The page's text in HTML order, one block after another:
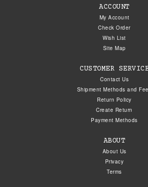
ACCOUNT
My Account
Check Order
Wish List
Site Map
CUSTOMER
Contact Us
Shipment Methods and
Return Policy
Create Return
Payment Methods
ABOUT
About Us
Privacy
Terms